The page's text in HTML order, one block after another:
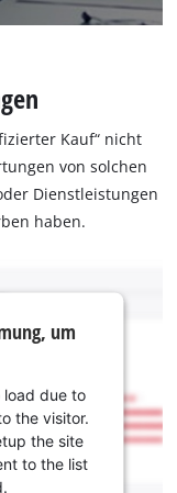
Kauf“ nicht
von solchen
Dienstleistungen
haben.
um
due to
the visitor.
the site
to the list